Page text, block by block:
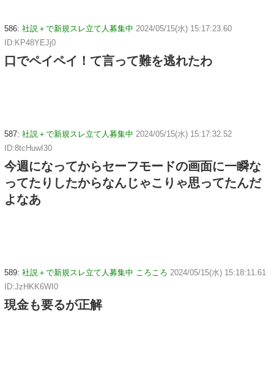
586: 社説＋で新規スレ立て人募集中 2024/05/15(水) 15:17:23.60
ID:KP48YEJj0
口でペイペイ！て言って難を逃れたわ
587: 社説＋で新規スレ立て人募集中 2024/05/15(水) 15:17:32.52
ID:8tcHuwI30
今週になってからセーフモードの画面に一瞬な
ってたりしたからなんじゃこりゃ思ってたんだ
よなあ
589: 社説＋で新規スレ立て人募集中 ころころ 2024/05/15(水) 15:18:11.61
ID:JzHKK6WI0
現金も要るが正解